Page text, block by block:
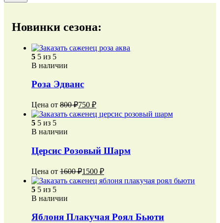
Новинки сезона:
5 5 из 5
В наличии
Роза Эдванс
Цена от 800₽750 ₽
5 5 из 5
В наличии
Церсис Розовый Шарм
Цена от 1600₽1500 ₽
5 5 из 5
В наличии
Яблоня Плакучая Роял Бьюти